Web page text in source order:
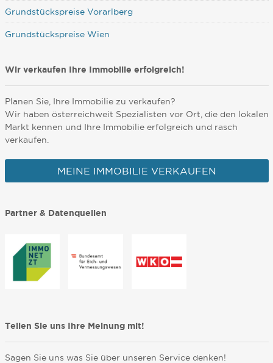
Grundstückspreise Vorarlberg
Grundstückspreise Wien
Wir verkaufen Ihre Immobilie erfolgreich!
Planen Sie, Ihre Immobilie zu verkaufen?
Wir haben österreichweit Spezialisten vor Ort, die den lokalen
Markt kennen und Ihre Immobilie erfolgreich und rasch
verkaufen.
MEINE IMMOBILIE VERKAUFEN
Partner & Datenquellen
Teilen Sie uns Ihre Meinung mit!
Sagen Sie uns was Sie über unseren Service denken!